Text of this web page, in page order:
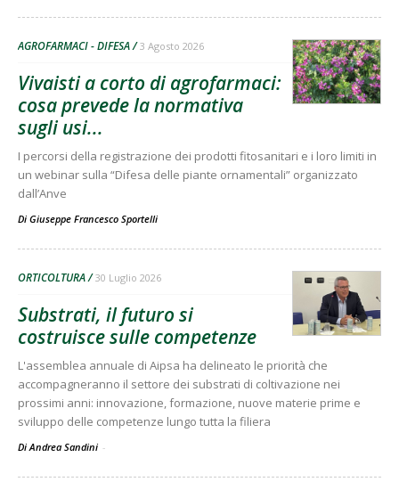
AGROFARMACI - DIFESA 3 Agosto 2026
Vivaisti a corto di agrofarmaci:
cosa prevede la normativa
sugli usi...
I percorsi della registrazione dei prodotti fitosanitari e i loro limiti in
un webinar sulla “Difesa delle piante ornamentali” organizzato
dall’Anve
Di Giuseppe Francesco Sportelli
ORTICOLTURA 30 Luglio 2026
Substrati, il futuro si
costruisce sulle competenze
L'assemblea annuale di Aipsa ha delineato le priorità che
accompagneranno il settore dei substrati di coltivazione nei
prossimi anni: innovazione, formazione, nuove materie prime e
sviluppo delle competenze lungo tutta la filiera
Di Andrea Sandini -